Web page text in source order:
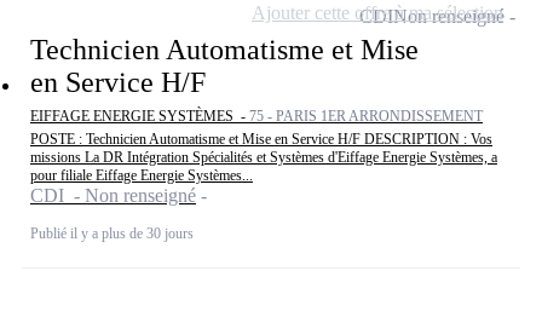
Technicien Automatisme et Mise
en Service H/F
EIFFAGE ENERGIE SYSTÈMES - 75 - PARIS 1ER ARRONDISSEMENT
POSTE : Technicien Automatisme et Mise en Service H/F DESCRIPTION : Vos
missions La DR Intégration Spécialités et Systèmes d'Eiffage Energie Systèmes, a
pour filiale Eiffage Energie Systèmes...
CDI - Non renseigné
Publié il y a plus de 30 jours
CDINon renseigné
Ajouter cette offre à ma sélection